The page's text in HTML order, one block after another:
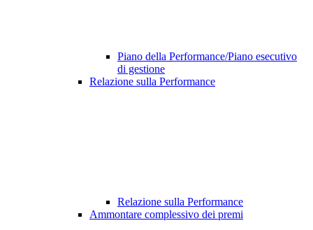
Piano della Performance/Piano esecutivo
di gestione
Relazione sulla Performance
Relazione sulla Performance
Ammontare complessivo dei premi